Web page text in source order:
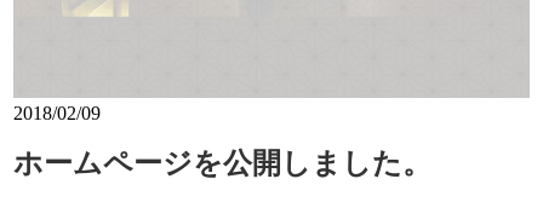
2018/02/09
ホームページを公開しました。